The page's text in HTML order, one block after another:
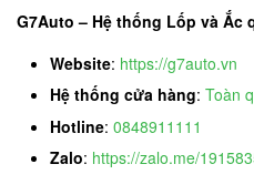
G7Auto – Hệ thống Lốp và Ắc
Website: https://g7auto.vn
Hệ thống cửa hàng: Toàn
Hotline: 0848911111
Zalo: https://zalo.me/